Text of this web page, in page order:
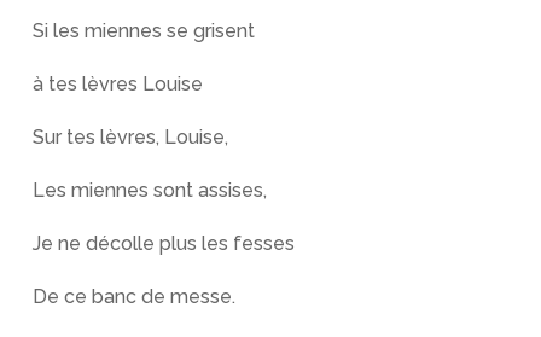
Si les miennes se grisent
à tes lèvres Louise
Sur tes lèvres, Louise,
Les miennes sont assises,
Je ne décolle plus les fesses
De ce banc de messe.